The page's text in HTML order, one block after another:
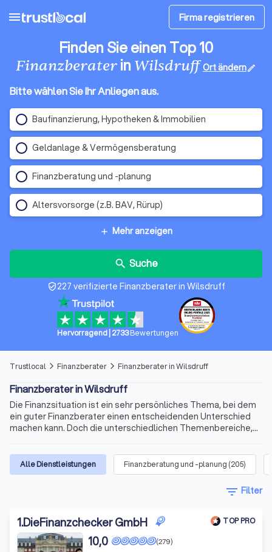
menu Firma registrieren
Finden Sie einen Top 10
Finanzberaterin Wilsdruff Ort ändernedit
Bitte wählen Sie Ihr Anliegen aus.
Baufinanzierung, Hypotheken & Immobilien
Geldanlage & Vermögensberatung
Finanzberatung und -planung
Altersvorsorge (z.B. BAV, Rürup)
add Mehr anzeigen
search Suche
verified_user227 verifizierte Finanzberater in Wilsdruff
Hervorragend| 2733 Bewertungen
Trustlocal arrow_forward_ios Finanzberater arrow_forward_ios Finanzberater in Wilsdruff
Finanzberater in Wilsdruff
Die Finanzsituation ist ein sehr persönliches Thema, bei dem
ein guter Finanzberater einen entscheidenden Unterschied
machen kann. Doch die unterschiedlichen Themenbereiche,
nach dem richtigen Berater schnell kompliziert. Wir bieten
Ihnen für Ihre Finanzen Experten für Versicherungen,
Immobilienfinanzierungen, Geldanlagen, Altersvorsorge und
vieles mehr. Finden Sie jetzt mit Trustlocal den besten
Alle Dienstleistungen Finanzberatung und -planung (205)
filter_list Filter
1.DieFinanzchecker GmbH TOP PRO
(279)
10,0